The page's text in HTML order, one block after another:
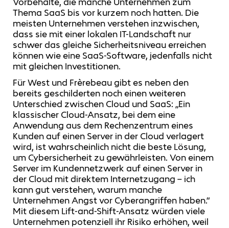
Thema SaaS bis vor kurzem noch hatten. Die
meisten Unternehmen verstehen inzwischen,
dass sie mit einer lokalen IT-Landschaft nur
schwer das gleiche Sicherheitsniveau erreichen
können wie eine SaaS-Software, jedenfalls nicht
mit gleichen Investitionen.
Für West und Frèrebeau gibt es neben den
bereits geschilderten noch einen weiteren
Unterschied zwischen Cloud und SaaS: „Ein
klassischer Cloud-Ansatz, bei dem eine
Anwendung aus dem Rechenzentrum eines
Kunden auf einen Server in der Cloud verlagert
wird, ist wahrscheinlich nicht die beste Lösung,
um Cybersicherheit zu gewährleisten. Von einem
Server im Kundennetzwerk auf einen Server in
der Cloud mit direktem Internetzugang – ich
kann gut verstehen, warum manche
Unternehmen Angst vor Cyberangriffen haben.“
Mit diesem Lift-and-Shift-Ansatz würden viele
Unternehmen potenziell ihr Risiko erhöhen, weil